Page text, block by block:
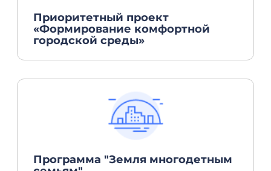
Приоритетный проект
«Формирование комфортной
городской среды»
Программа "Земля многодетным